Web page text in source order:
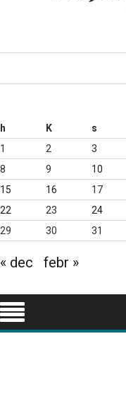
h
K s
1
2 3
8
9 10
15
16 17
22
23 24
29
30 31
« dec febr »